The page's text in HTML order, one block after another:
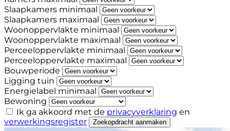
Slaapkamers minimaal
Slaapkamers maximaal
Woonoppervlakte minimaal
Woonoppervlakte maximaal
Perceeloppervlakte minimaal
Perceeloppervlakte maximaal
Bouwperiode
Ligging tuin
Energielabel minimaal
Bewoning
Ik ga akkoord met de privacyverklaring en
verwerkingsregister
Zoekopdracht aanmaken